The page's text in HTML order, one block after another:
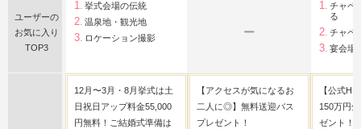
ユーザーの
お気に入り
TOP3
挙式会場の伝統
温泉地・観光地
ロケーション撮影
ー
チャペ
る
チャペ
宴会場
12月〜3月・8月挙式は土
日祝日アップ料金55,000
円無料！ご結婚式準備は
【アクセスが気になるお
二人に◎】無料送迎バス
プレゼント！
【公式
150万円
ゼント！